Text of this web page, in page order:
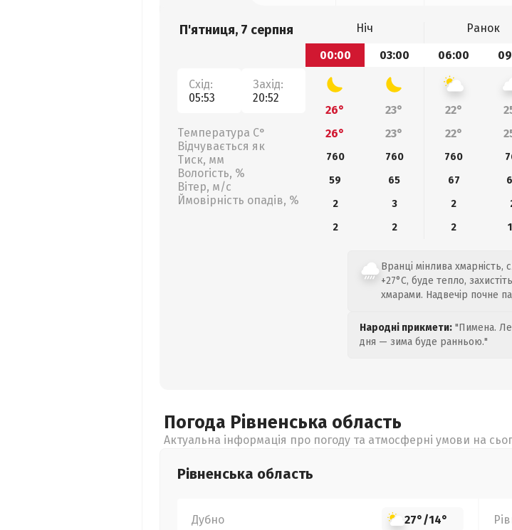
П'ятниця, 7 серпня
Схід:
05:53
Захід:
20:52
Температура С°
Відчувається як
Тиск, мм
Вологість, %
Вітер, м/с
Ймовірність опадів, %
Ніч Ранок
00:00
03:00 06:00
26° 23° 22°
26°
23° 22°
760 760 760
59
65 67
2
3 2
2
2 2
Вранці мінлива хмарність,
+27°C, буде тепло,
хмарами. Надвечір почне
Народні прикмети: "Пимена.
дня — зима буде ранньою."
Погода Рівненська область
Актуальна інформація про погоду та атмосферні умови на
Рівненська область
Дубно 27°/14°